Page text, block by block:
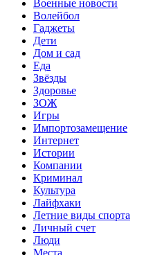
Военные новости
Волейбол
Гаджеты
Дети
Дом и сад
Еда
Звёзды
Здоровье
ЗОЖ
Игры
Импортозамещение
Интернет
Истории
Компании
Криминал
Культура
Лайфхаки
Летние виды спорта
Личный счет
Люди
Места